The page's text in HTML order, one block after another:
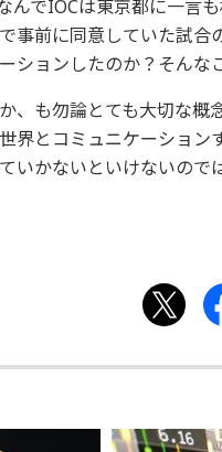
んでIOCは東京都に一言
事前に同意していた試合
ションしたのか？ そんな
、も勿論とても大切な概
界とコミュニケーション
いかないといけないので